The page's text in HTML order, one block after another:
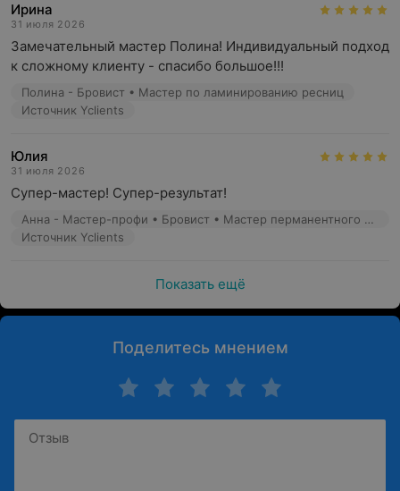
Ирина
31 июля 2026
Замечательный мастер Полина! Индивидуальный подход
к сложному клиенту - спасибо большое!!!
Полина - Бровист • Мастер по ламинированию ресниц
Источник Yclients
Юлия
31 июля 2026
Супер-мастер! Супер-результат!
Анна - Мастер-профи • Бровист • Мастер перманентного макияжа
Источник Yclients
Показать ещё
Поделитесь мнением